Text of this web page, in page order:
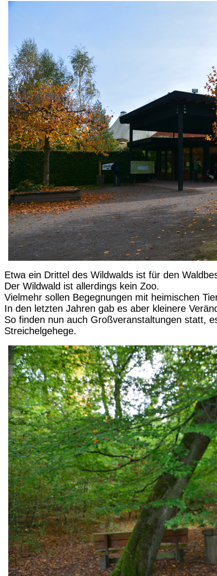
Etwa ein Drittel des Wildwalds ist für den
Der Wildwald ist allerdings kein Zoo.
Vielmehr sollen Begegnungen mit heimischen
In den letzten Jahren gab es aber kleinere
So finden nun auch Großveranstaltungen statt,
Streichelgehege.